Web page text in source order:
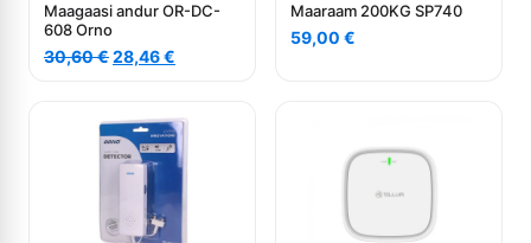
Maagaasi andur OR-DC-
608 Orno
30,60€Algne
30,60 €.
28,46€
28,46 €.
Maaraam 200KG SP740
59,00 €